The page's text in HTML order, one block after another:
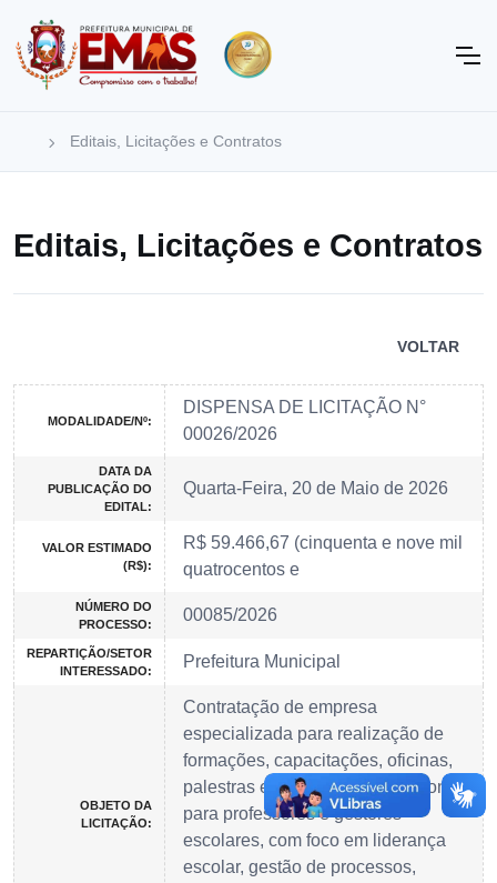
Editais, Licitações e Contratos
Editais, Licitações e Contratos
VOLTAR
MODALIDADE/Nº:
DISPENSA DE LICITAÇÃO N°
00026/2026
DATA DA
PUBLICAÇÃO DO
EDITAL:
Quarta-Feira, 20 de Maio de 2026
VALOR ESTIMADO
(R$):
R$ 59.466,67 (cinquenta e nove mil
quatrocentos e
NÚMERO DO
PROCESSO:
00085/2026
REPARTIÇÃO/SETOR
INTERESSADO:
Prefeitura Municipal
OBJETO DA
LICITAÇÃO:
Contratação de empresa
especializada para realização de
formações, capacitações, oficinas,
palestras e consultoria educacional
para professores e gestores
escolares, com foco em liderança
escolar, gestão de processos,